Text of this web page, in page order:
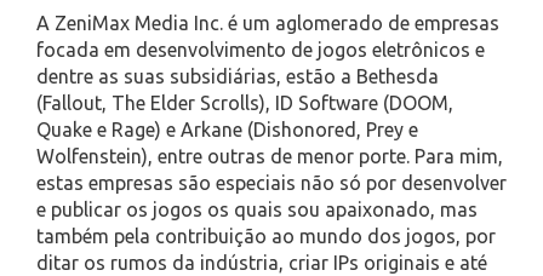
A ZeniMax Media Inc. é um aglomerado de empresas
focada em desenvolvimento de jogos eletrônicos e
dentre as suas subsidiárias, estão a Bethesda
(Fallout, The Elder Scrolls), ID Software (DOOM,
Quake e Rage) e Arkane (Dishonored, Prey e
Wolfenstein), entre outras de menor porte. Para mim,
estas empresas são especiais não só por desenvolver
e publicar os jogos os quais sou apaixonado, mas
também pela contribuição ao mundo dos jogos, por
ditar os rumos da indústria, criar IPs originais e até